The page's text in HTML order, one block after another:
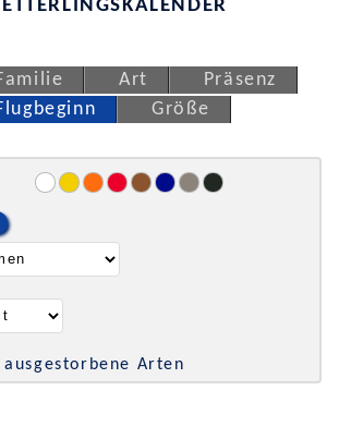
Art
Präsenz
Größe
Arten